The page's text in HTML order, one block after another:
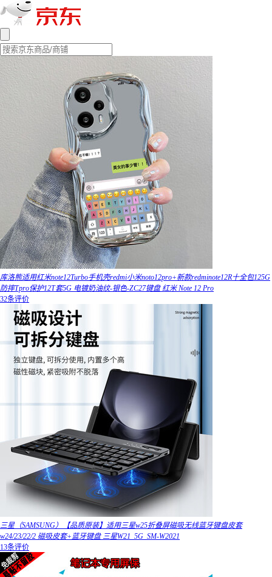
库洛熊适用红米note12Turbo手机壳redmi小米noto12pro+新款redminote12R十全包125G
防摔Tpro保护12T套5G 电镀奶油纹-银色-ZC27键盘 红米 Note 12 Pro
32条评价
三星（SAMSUNG）【品质原装】适用三星w25折叠屏磁吸无线蓝牙键盘皮套
w24/23/22/2 磁吸皮套+蓝牙键盘 三星W21_5G_SM-W2021
13条评价